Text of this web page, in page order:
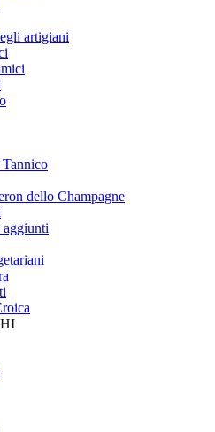
artigiani
dello Champagne
aggiunti